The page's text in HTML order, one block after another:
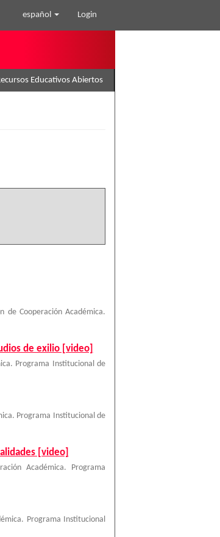
español Login
Educativos Abiertos
de Cooperación Académica.
de exilio [video]
Programa Institucional de
Programa Institucional de
[video]
Académica. Programa
Programa Institucional